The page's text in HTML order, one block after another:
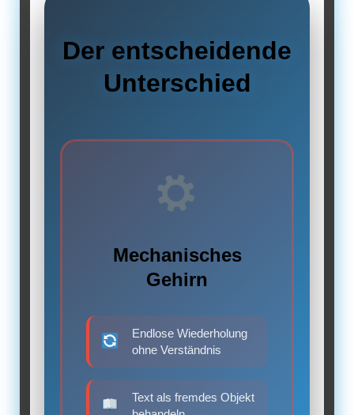
Der entscheidende
Unterschied
Mechanisches
Gehirn
Endlose Wiederholung
ohne Verständnis
Text als fremdes Objekt